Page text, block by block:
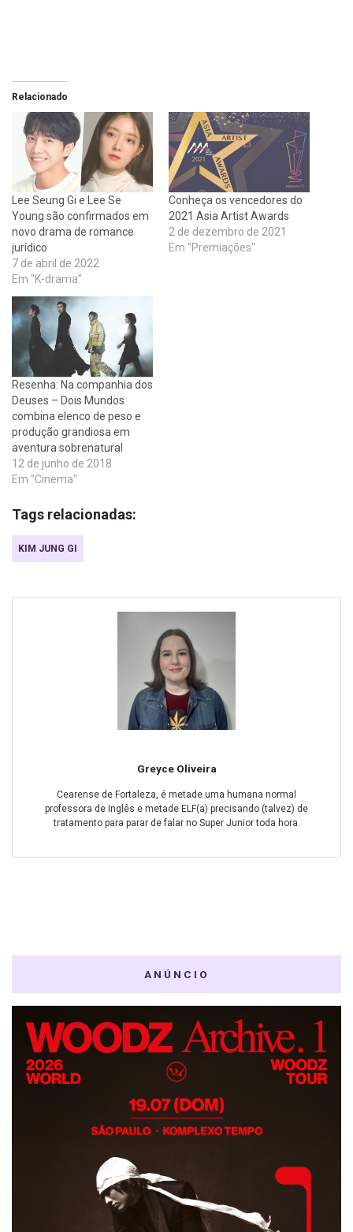
Relacionado
Lee Seung Gi e Lee Se
Young são confirmados em
novo drama de romance
jurídico
7 de abril de 2022
Em "K-drama"
Conheça os vencedores do
2021 Asia Artist Awards
2 de dezembro de 2021
Em "Premiações"
Resenha: Na companhia dos
Deuses – Dois Mundos
combina elenco de peso e
produção grandiosa em
aventura sobrenatural
12 de junho de 2018
Em "Cinema"
Tags relacionadas:
KIM JUNG GI
Greyce Oliveira
Cearense de Fortaleza, é metade uma humana normal
professora de Inglês e metade ELF(a) precisando (talvez) de
tratamento para parar de falar no Super Junior toda hora.
ANÚNCIO